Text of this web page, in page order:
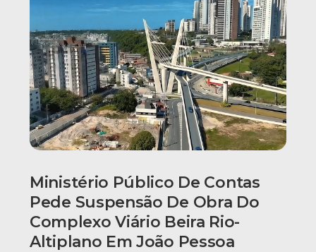
Ministério Público De Contas
Pede Suspensão De Obra Do
Complexo Viário Beira Rio-
Altiplano Em João Pessoa